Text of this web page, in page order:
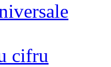
cifru